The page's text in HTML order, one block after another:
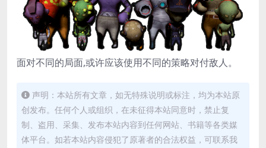
面对不同的局面,或许应该使用不同的策略对付敌人。
声明：本站所有文章，如无特殊说明或标注，均为本站原
创发布。任何个人或组织，在未征得本站同意时，禁止复
制、盗用、采集、发布本站内容到任何网站、书籍等各类媒
体平台。如若本站内容侵犯了原著者的合法权益，可联系我